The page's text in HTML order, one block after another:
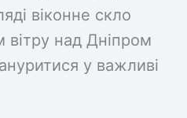
віконне скло
над Дніпром
у важливі